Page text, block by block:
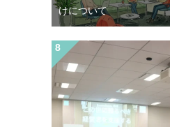
けについて